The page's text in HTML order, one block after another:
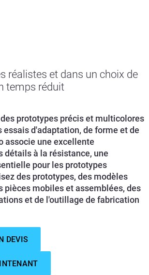
réalistes et dans un choix de
temps réduit
prototypes précis et multicolores
essais d'adaptation, de forme et de
associe une excellente
détails à la résistance, une
pour les prototypes
des prototypes, des modèles
pièces mobiles et assemblées, des
et de l'outillage de fabrication
DEVIS